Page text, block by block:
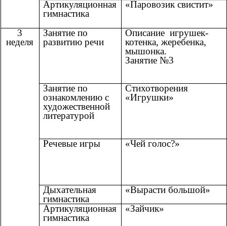
Артикуляционная
гимнастика
«Паровозик свистит»
3
неделя
Занятие по
развитию речи
Описание игрушек-
котенка, жеребенка,
мышонка.
Занятие №3
Занятие по
ознакомлению с
художественной
литературой
Стихотворения
«Игрушки»
Речевые игры «Чей голос?»
Дыхательная
гимнастика
«Вырасти большой»
Артикуляционная
гимнастика
«Зайчик»